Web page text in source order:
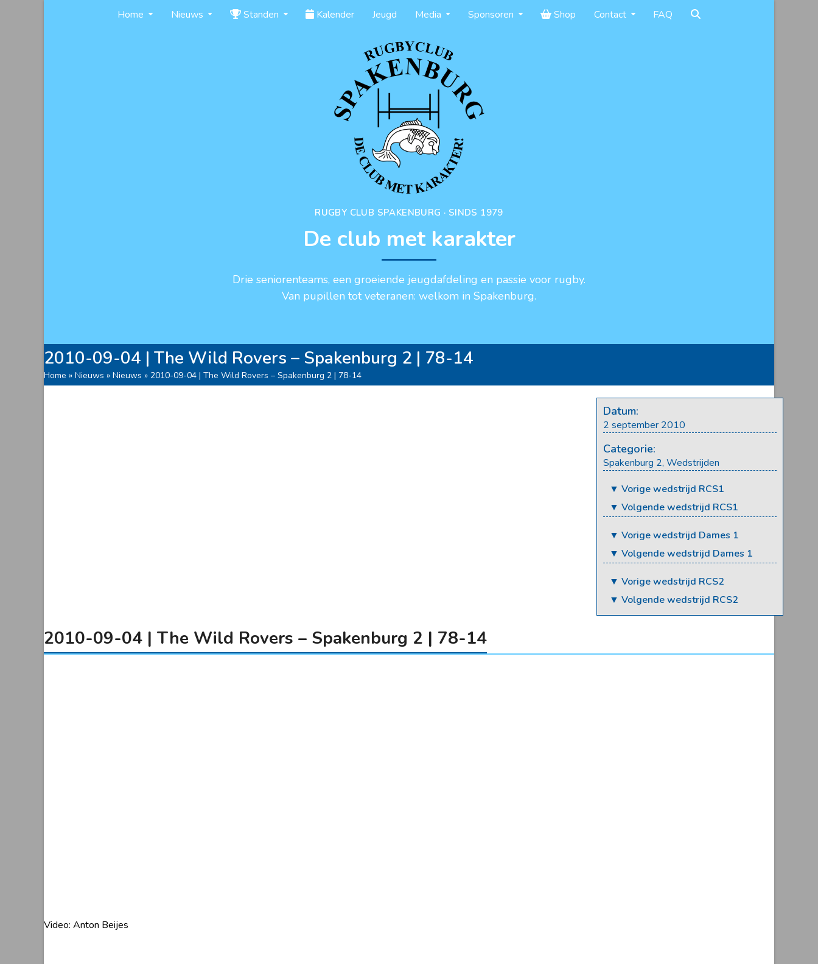
Home Nieuws Standen Kalender Jeugd Media Sponsoren Shop Contact FAQ
RUGBY CLUB SPAKENBURG · SINDS 1979
De club met karakter
Drie seniorenteams, een groeiende jeugdafdeling en passie voor rugby.
Van pupillen tot veteranen: welkom in Spakenburg.
2010-09-04 | The Wild Rovers – Spakenburg 2 | 78-14
Home » Nieuws » Nieuws » 2010-09-04 | The Wild Rovers – Spakenburg 2 | 78-14
Datum:
2 september 2010
Categorie:
Spakenburg 2, Wedstrijden
▼ Vorige wedstrijd RCS1
▼ Volgende wedstrijd RCS1
▼ Vorige wedstrijd Dames 1
▼ Volgende wedstrijd Dames 1
▼ Vorige wedstrijd RCS2
▼ Volgende wedstrijd RCS2
2010-09-04 | The Wild Rovers – Spakenburg 2 | 78-14
Video: Anton Beijes